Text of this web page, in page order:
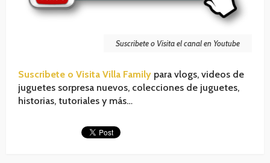
Suscribete o Visita el canal en Youtube
Suscribete o Visita Villa Family para vlogs, videos de
juguetes sorpresa nuevos, colecciones de juguetes,
historias, tutoriales y más…